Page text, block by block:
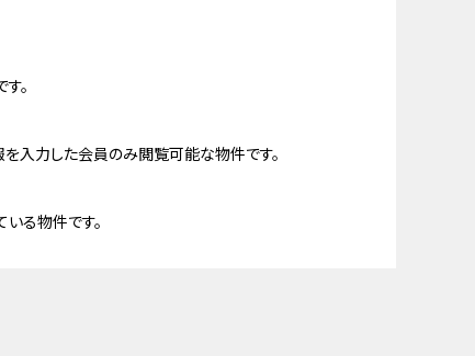
。
入力した会員のみ閲覧可能な物件です。
る物件です。